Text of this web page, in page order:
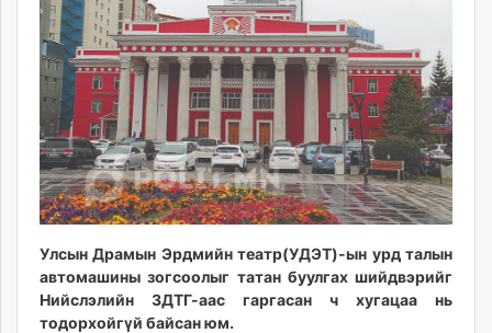
ikon.mn
mnb.mn
Livetv.mn
Eguur.mn
24tsag.mn
shuud.mn
eagle.mn
ergelt.mn
today.mn
zuv.mn
mminfo.mn
Улсын Драмын Эрдмийн театр(УДЭТ)-ын урд талын
автомашины зогсоолыг татан буулгах шийдвэрийг
Нийслэлийн ЗДТГ-аас гаргасан ч хугацаа нь
тодорхойгүй байсан юм.